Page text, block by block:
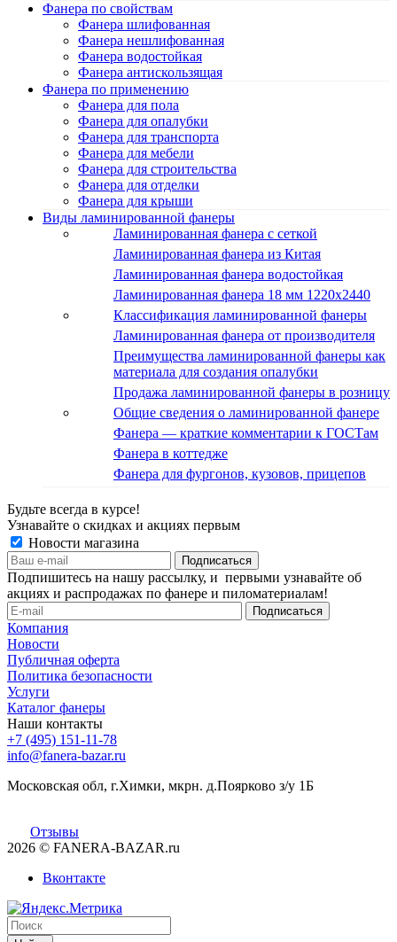
Фанера по свойствам
Фанера шлифованная
Фанера нешлифованная
Фанера водостойкая
Фанера антискользящая
Фанера по применению
Фанера для пола
Фанера для опалубки
Фанера для транспорта
Фанера для мебели
Фанера для строительства
Фанера для отделки
Фанера для крыши
Виды ламинированной фанеры
Ламинированная фанера с сеткой
Ламинированная фанера из Китая
Ламинированная фанера водостойкая
Ламинированная фанера 18 мм 1220x2440
Классификация ламинированной фанеры
Ламинированная фанера от производителя
Преимущества ламинированной фанеры как
материала для создания опалубки
Продажа ламинированной фанеры в розницу
Общие сведения о ламинированной фанере
Фанера — краткие комментарии к ГОСТам
Фанера в коттедже
Фанера для фургонов, кузовов, прицепов
Будьте всегда в курсе!
Узнавайте о скидках и акциях первым
Новости магазина
Подпишитесь на нашу рассылку, и первыми узнавайте об
акциях и распродажах по фанере и пиломатериалам!
Компания
Новости
Публичная оферта
Политика безопасности
Услуги
Каталог фанеры
Наши контакты
+7 (495) 151-11-78
info@fanera-bazar.ru
Московская обл, г.Химки, мкрн. д.Поярково з/у 1Б
Отзывы
2026 © FANERA-BAZAR.ru
Вконтакте